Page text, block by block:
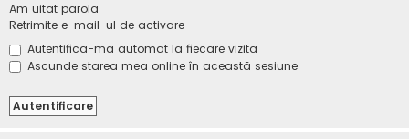
Am uitat parola
Retrimite e-mail-ul de activare
Autentifică-mă automat la fiecare vizită
Ascunde starea mea online în această sesiune